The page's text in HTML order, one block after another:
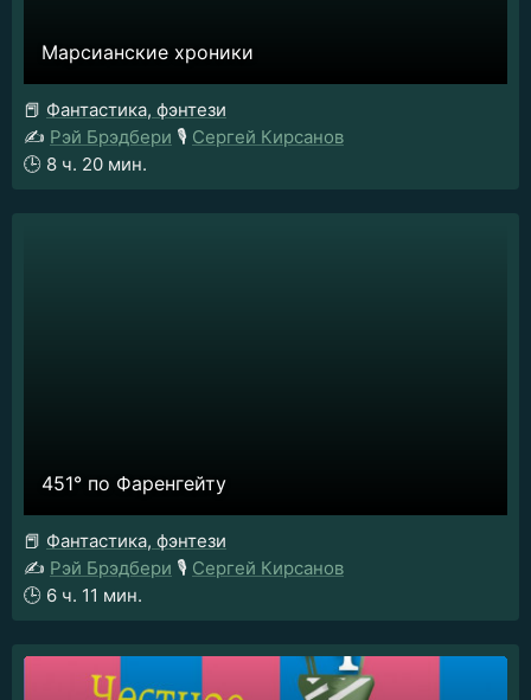
Марсианские хроники
📕 Фантастика, фэнтези
✍️ Рэй Брэдбери 🎙️ Сергей Кирсанов
🕒 8 ч. 20 мин.
451° по Фаренгейту
📕 Фантастика, фэнтези
✍️ Рэй Брэдбери 🎙️ Сергей Кирсанов
🕒 6 ч. 11 мин.